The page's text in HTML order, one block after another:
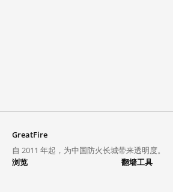
GreatFire
自 2011 年起，为中国防火长城带来透明度。
浏览
翻墙工具